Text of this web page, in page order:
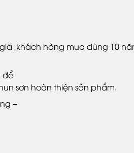
,khách hàng mua dùng 10
để
sơn hoàn thiện sản phẩm.
–